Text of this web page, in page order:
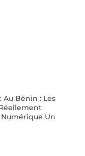
Bénin : Les
Un